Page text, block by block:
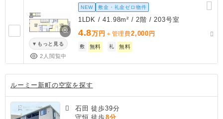
もっと見る
2人閲覧中
NEW 敷金・礼金ゼロ物件
1LDK / 41.98m² / 2階 / 203号室
4.8万円 ＋管理費2,000 円
敷 無料 礼 無料
ルーミー新町の空室を探す
石田 徒歩39分
守恒 徒歩8分